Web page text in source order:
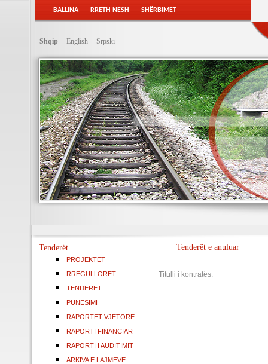
BALLINA RRETH NESH SHËRBIMET
Shqip English Srpski
Tenderët
PROJEKTET
RREGULLORET
TENDERËT
PUNËSIMI
RAPORTET VJETORE
RAPORTI FINANCIAR
RAPORTI I AUDITIMIT
ARKIVA E LAJMEVE
Tenderët e anuluar
Titulli i kontratës: